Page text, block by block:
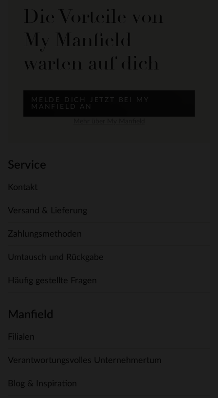
Die Vorteile von
My Manfield
warten auf dich
MELDE DICH JETZT BEI MY
MANFIELD AN
Service
Kontakt
Versand & Lieferung
Zahlungsmethoden
Umtausch und Rückgabe
Häufig gestellte Fragen
Manfield
Filialen
Verantwortungsvolles Unternehmertum
Blog & Inspiration